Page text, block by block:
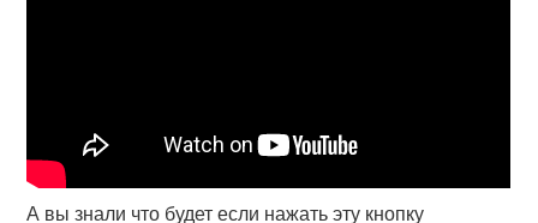
А вы знали что будет если нажать эту кнопку